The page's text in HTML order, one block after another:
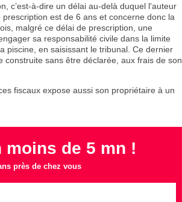
c’est-à-dire un délai au-delà duquel l'auteur
est de 6 ans et concerne donc la
malgré ce délai de prescription, une
sa responsabilité civile dans la limite
piscine, en saisissant le tribunal. Ce dernier
construite sans être déclarée, aux frais de son
fiscaux expose aussi son propriétaire à un
moins de 5 mn !
près de chez vous